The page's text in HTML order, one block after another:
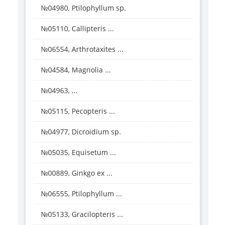
№04980, Ptilophyllum sp.
№05110, Callipteris ...
№06554, Arthrotaxites ...
№04584, Magnolia ...
№04963, ...
№05115, Pecopteris ...
№04977, Dicroidium sp.
№05035, Equisetum ...
№00889, Ginkgo ex ...
№06555, Ptilophyllum ...
№05133, Gracilopteris ...